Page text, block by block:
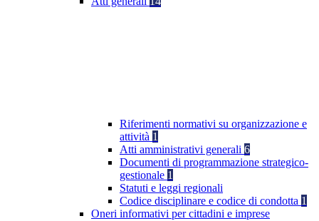
Riferimenti normativi su organizzazione e
attività 1
Atti amministrativi generali 6
Documenti di programmazione strategico-
gestionale 1
Statuti e leggi regionali
Codice disciplinare e codice di condotta 1
Oneri informativi per cittadini e imprese